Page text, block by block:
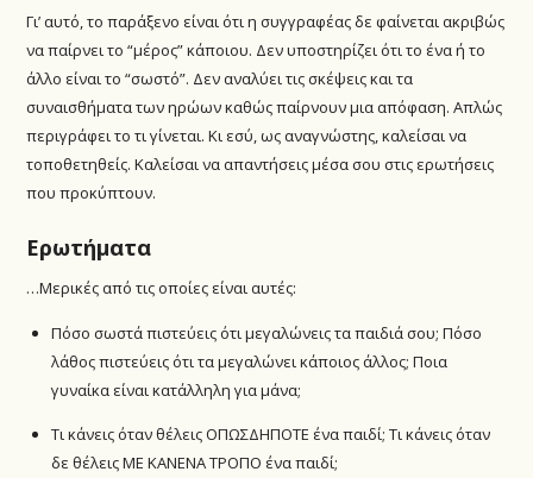
Γι’ αυτό, το παράξενο είναι ότι η συγγραφέας δε φαίνεται ακριβώς
να παίρνει το “μέρος” κάποιου. Δεν υποστηρίζει ότι το ένα ή το
άλλο είναι το “σωστό”. Δεν αναλύει τις σκέψεις και τα
συναισθήματα των ηρώων καθώς παίρνουν μια απόφαση. Απλώς
περιγράφει το τι γίνεται. Κι εσύ, ως αναγνώστης, καλείσαι να
τοποθετηθείς. Καλείσαι να απαντήσεις μέσα σου στις ερωτήσεις
που προκύπτουν.
Ερωτήματα
…Μερικές από τις οποίες είναι αυτές:
Πόσο σωστά πιστεύεις ότι μεγαλώνεις τα παιδιά σου; Πόσο
λάθος πιστεύεις ότι τα μεγαλώνει κάποιος άλλος; Ποια
γυναίκα είναι κατάλληλη για μάνα;
Τι κάνεις όταν θέλεις ΟΠΩΣΔΗΠΟΤΕ ένα παιδί; Τι κάνεις όταν
δε θέλεις ΜΕ ΚΑΝΕΝΑ ΤΡΟΠΟ ένα παιδί;